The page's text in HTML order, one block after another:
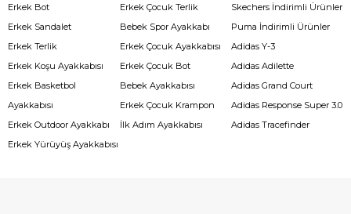
Erkek Bot
Erkek Sandalet
Erkek Terlik
Erkek Koşu Ayakkabısı
Erkek Basketbol
Ayakkabısı
Erkek Outdoor Ayakkabı
Erkek Yürüyüş Ayakkabısı
Erkek Çocuk Terlik
Bebek Spor Ayakkabı
Erkek Çocuk Ayakkabısı
Erkek Çocuk Bot
Bebek Ayakkabısı
Erkek Çocuk Krampon
İlk Adım Ayakkabısı
Skechers İndirimli Ürünler
Puma İndirimli Ürünler
Adidas Y-3
Adidas Adilette
Adidas Grand Court
Adidas Response Super 3.0
Adidas Tracefinder